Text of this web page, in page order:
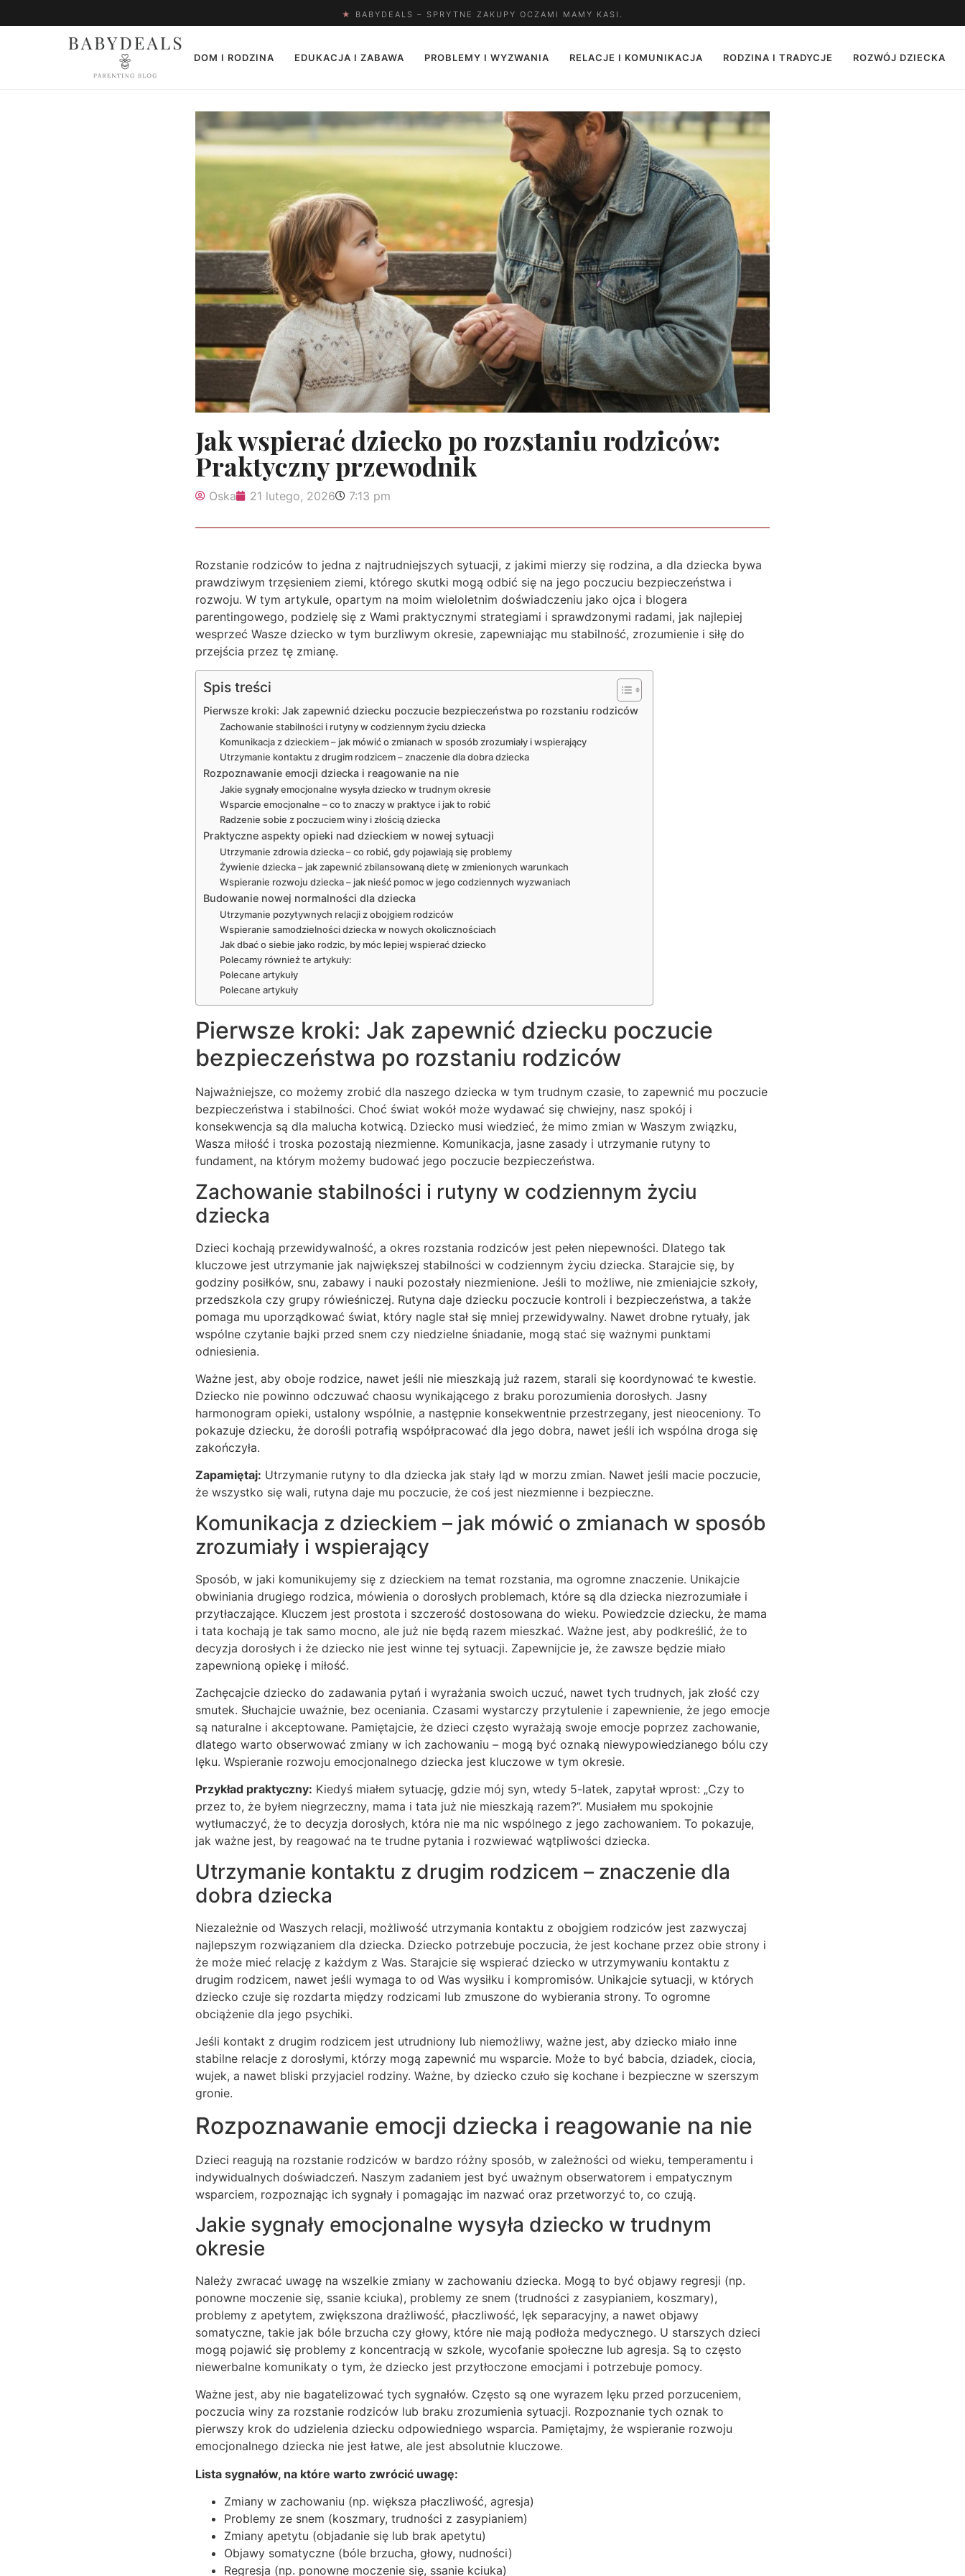
★ BABYDEALS – SPRYTNE ZAKUPY OCZAMI MAMY KASI.
DOM I RODZINA EDUKACJA I ZABAWA PROBLEMY I WYZWANIA RELACJE I KOMUNIKACJA RODZINA I TRADYCJE ROZWÓJ DZIECKA
Jak wspierać dziecko po rozstaniu rodziców:
Praktyczny przewodnik
Oska 21 lutego, 2026 7:13 pm
Rozstanie rodziców to jedna z najtrudniejszych sytuacji, z jakimi mierzy się rodzina, a dla dziecka bywa
prawdziwym trzęsieniem ziemi, którego skutki mogą odbić się na jego poczuciu bezpieczeństwa i
rozwoju. W tym artykule, opartym na moim wieloletnim doświadczeniu jako ojca i blogera
parentingowego, podzielę się z Wami praktycznymi strategiami i sprawdzonymi radami, jak najlepiej
wesprzeć Wasze dziecko w tym burzliwym okresie, zapewniając mu stabilność, zrozumienie i siłę do
przejścia przez tę zmianę.
Spis treści
Pierwsze kroki: Jak zapewnić dziecku poczucie bezpieczeństwa po rozstaniu rodziców
Zachowanie stabilności i rutyny w codziennym życiu dziecka
Komunikacja z dzieckiem – jak mówić o zmianach w sposób zrozumiały i wspierający
Utrzymanie kontaktu z drugim rodzicem – znaczenie dla dobra dziecka
Rozpoznawanie emocji dziecka i reagowanie na nie
Jakie sygnały emocjonalne wysyła dziecko w trudnym okresie
Wsparcie emocjonalne – co to znaczy w praktyce i jak to robić
Radzenie sobie z poczuciem winy i złością dziecka
Praktyczne aspekty opieki nad dzieckiem w nowej sytuacji
Utrzymanie zdrowia dziecka – co robić, gdy pojawiają się problemy
Żywienie dziecka – jak zapewnić zbilansowaną dietę w zmienionych warunkach
Wspieranie rozwoju dziecka – jak nieść pomoc w jego codziennych wyzwaniach
Budowanie nowej normalności dla dziecka
Utrzymanie pozytywnych relacji z obojgiem rodziców
Wspieranie samodzielności dziecka w nowych okolicznościach
Jak dbać o siebie jako rodzic, by móc lepiej wspierać dziecko
Polecamy również te artykuły:
Polecane artykuły
Polecane artykuły
Pierwsze kroki: Jak zapewnić dziecku poczucie
bezpieczeństwa po rozstaniu rodziców
Najważniejsze, co możemy zrobić dla naszego dziecka w tym trudnym czasie, to zapewnić mu poczucie
bezpieczeństwa i stabilności. Choć świat wokół może wydawać się chwiejny, nasz spokój i
konsekwencja są dla malucha kotwicą. Dziecko musi wiedzieć, że mimo zmian w Waszym związku,
Wasza miłość i troska pozostają niezmienne. Komunikacja, jasne zasady i utrzymanie rutyny to
fundament, na którym możemy budować jego poczucie bezpieczeństwa.
Zachowanie stabilności i rutyny w codziennym życiu
dziecka
Dzieci kochają przewidywalność, a okres rozstania rodziców jest pełen niepewności. Dlatego tak
kluczowe jest utrzymanie jak największej stabilności w codziennym życiu dziecka. Starajcie się, by
godziny posiłków, snu, zabawy i nauki pozostały niezmienione. Jeśli to możliwe, nie zmieniajcie szkoły,
przedszkola czy grupy rówieśniczej. Rutyna daje dziecku poczucie kontroli i bezpieczeństwa, a także
pomaga mu uporządkować świat, który nagle stał się mniej przewidywalny. Nawet drobne rytuały, jak
wspólne czytanie bajki przed snem czy niedzielne śniadanie, mogą stać się ważnymi punktami
odniesienia.
Ważne jest, aby oboje rodzice, nawet jeśli nie mieszkają już razem, starali się koordynować te kwestie.
Dziecko nie powinno odczuwać chaosu wynikającego z braku porozumienia dorosłych. Jasny
harmonogram opieki, ustalony wspólnie, a następnie konsekwentnie przestrzegany, jest nieoceniony. To
pokazuje dziecku, że dorośli potrafią współpracować dla jego dobra, nawet jeśli ich wspólna droga się
zakończyła.
Zapamiętaj: Utrzymanie rutyny to dla dziecka jak stały ląd w morzu zmian. Nawet jeśli macie poczucie,
że wszystko się wali, rutyna daje mu poczucie, że coś jest niezmienne i bezpieczne.
Komunikacja z dzieckiem – jak mówić o zmianach w sposób
zrozumiały i wspierający
Sposób, w jaki komunikujemy się z dzieckiem na temat rozstania, ma ogromne znaczenie. Unikajcie
obwiniania drugiego rodzica, mówienia o dorosłych problemach, które są dla dziecka niezrozumiałe i
przytłaczające. Kluczem jest prostota i szczerość dostosowana do wieku. Powiedzcie dziecku, że mama
i tata kochają je tak samo mocno, ale już nie będą razem mieszkać. Ważne jest, aby podkreślić, że to
decyzja dorosłych i że dziecko nie jest winne tej sytuacji. Zapewnijcie je, że zawsze będzie miało
zapewnioną opiekę i miłość.
Zachęcajcie dziecko do zadawania pytań i wyrażania swoich uczuć, nawet tych trudnych, jak złość czy
smutek. Słuchajcie uważnie, bez oceniania. Czasami wystarczy przytulenie i zapewnienie, że jego emocje
są naturalne i akceptowane. Pamiętajcie, że dzieci często wyrażają swoje emocje poprzez zachowanie,
dlatego warto obserwować zmiany w ich zachowaniu – mogą być oznaką niewypowiedzianego bólu czy
lęku. Wspieranie rozwoju emocjonalnego dziecka jest kluczowe w tym okresie.
Przykład praktyczny: Kiedyś miałem sytuację, gdzie mój syn, wtedy 5-latek, zapytał wprost: „Czy to
przez to, że byłem niegrzeczny, mama i tata już nie mieszkają razem?”. Musiałem mu spokojnie
wytłumaczyć, że to decyzja dorosłych, która nie ma nic wspólnego z jego zachowaniem. To pokazuje,
jak ważne jest, by reagować na te trudne pytania i rozwiewać wątpliwości dziecka.
Utrzymanie kontaktu z drugim rodzicem – znaczenie dla
dobra dziecka
Niezależnie od Waszych relacji, możliwość utrzymania kontaktu z obojgiem rodziców jest zazwyczaj
najlepszym rozwiązaniem dla dziecka. Dziecko potrzebuje poczucia, że jest kochane przez obie strony i
że może mieć relację z każdym z Was. Starajcie się wspierać dziecko w utrzymywaniu kontaktu z
drugim rodzicem, nawet jeśli wymaga to od Was wysiłku i kompromisów. Unikajcie sytuacji, w których
dziecko czuje się rozdarta między rodzicami lub zmuszone do wybierania strony. To ogromne
obciążenie dla jego psychiki.
Jeśli kontakt z drugim rodzicem jest utrudniony lub niemożliwy, ważne jest, aby dziecko miało inne
stabilne relacje z dorosłymi, którzy mogą zapewnić mu wsparcie. Może to być babcia, dziadek, ciocia,
wujek, a nawet bliski przyjaciel rodziny. Ważne, by dziecko czuło się kochane i bezpieczne w szerszym
gronie.
Rozpoznawanie emocji dziecka i reagowanie na nie
Dzieci reagują na rozstanie rodziców w bardzo różny sposób, w zależności od wieku, temperamentu i
indywidualnych doświadczeń. Naszym zadaniem jest być uważnym obserwatorem i empatycznym
wsparciem, rozpoznając ich sygnały i pomagając im nazwać oraz przetworzyć to, co czują.
Jakie sygnały emocjonalne wysyła dziecko w trudnym
okresie
Należy zwracać uwagę na wszelkie zmiany w zachowaniu dziecka. Mogą to być objawy regresji (np.
ponowne moczenie się, ssanie kciuka), problemy ze snem (trudności z zasypianiem, koszmary),
problemy z apetytem, zwiększona drażliwość, płaczliwość, lęk separacyjny, a nawet objawy
somatyczne, takie jak bóle brzucha czy głowy, które nie mają podłoża medycznego. U starszych dzieci
mogą pojawić się problemy z koncentracją w szkole, wycofanie społeczne lub agresja. Są to często
niewerbalne komunikaty o tym, że dziecko jest przytłoczone emocjami i potrzebuje pomocy.
Ważne jest, aby nie bagatelizować tych sygnałów. Często są one wyrazem lęku przed porzuceniem,
poczucia winy za rozstanie rodziców lub braku zrozumienia sytuacji. Rozpoznanie tych oznak to
pierwszy krok do udzielenia dziecku odpowiedniego wsparcia. Pamiętajmy, że wspieranie rozwoju
emocjonalnego dziecka nie jest łatwe, ale jest absolutnie kluczowe.
Lista sygnałów, na które warto zwrócić uwagę:
Zmiany w zachowaniu (np. większa płaczliwość, agresja)
Problemy ze snem (koszmary, trudności z zasypianiem)
Zmiany apetytu (objadanie się lub brak apetytu)
Objawy somatyczne (bóle brzucha, głowy, nudności)
Regresja (np. ponowne moczenie się, ssanie kciuka)